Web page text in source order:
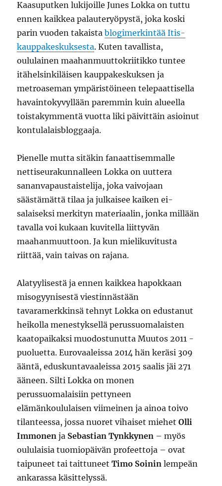
Kaasuputken lukijoille Junes Lokka on tuttu
ennen kaikkea palauteryöpystä, joka koski
parin vuoden takaistablogimerkintää Itis-
kauppakeskuksesta. Kuten tavallista,
oululainen maahanmuuttokriitikko tuntee
itähelsinkiläisen kauppakeskuksen ja
metroaseman ympäristöineen telepaattisella
havaintokyvyllään paremmin kuin alueella
toistakymmentä vuotta liki päivittäin asioinut
kontulalaisbloggaaja.
Pienelle mutta sitäkin fanaattisemmalle
nettiseurakunnalleen Lokka on uuttera
sananvapaustaistelija, joka vaivojaan
säästämättä tilaa ja julkaisee kaiken ei-
salaiseksi merkityn materiaalin, jonka millään
tavalla voi kukaan kuvitella liittyvän
maahanmuuttoon. Ja kun mielikuvitusta
riittää, vain taivas on rajana.
Alatyylisestä ja ennen kaikkea hapokkaan
misogyynisestä viestinnästään
tavaramerkkinsä tehnyt Lokka on edustanut
heikolla menestyksellä perussuomalaisten
kaatopaikaksi muodostunutta Muutos 2011 -
puoluetta. Eurovaaleissa 2014 hän keräsi 309
ääntä, eduskuntavaaleissa 2015 saalis jäi 271
ääneen. Silti Lokka on monen
perussuomalaisiin pettyneen
elämänkoululaisen viimeinen ja ainoa toivo
tilanteessa, jossa nuoret vihaiset miehetOlli
Immonen ja Sebastian Tynkkynen – myös
oululaisia tuomiopäivän profeettoja – ovat
taipuneet tai taittuneetTimo Soinin lempeän
ankarassa käsittelyssä.